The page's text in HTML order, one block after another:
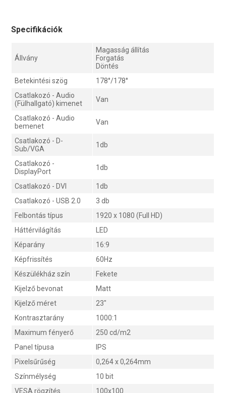
Specifikációk
Állvány
Magasság állítás
Forgatás
Döntés
Betekintési szög
178°/178°
Csatlakozó - Audio
(Fülhallgató) kimenet
Van
Csatlakozó - Audio
bemenet
Van
Csatlakozó - D-
Sub/VGA
1db
Csatlakozó -
DisplayPort
1db
Csatlakozó - DVI
1db
Csatlakozó - USB 2.0
3 db
Felbontás típus
1920 x 1080 (Full HD)
Háttérvilágítás
LED
Képarány
16:9
Képfrissítés
60Hz
Készülékház szín
Fekete
Kijelző bevonat
Matt
Kijelző méret
23"
Kontrasztarány
1000:1
Maximum fényerő
250 cd/m2
Panel típusa
IPS
Pixelsűrűség
0,264 x 0,264mm
Színmélység
10 bit
VESA rögzítés
100x100